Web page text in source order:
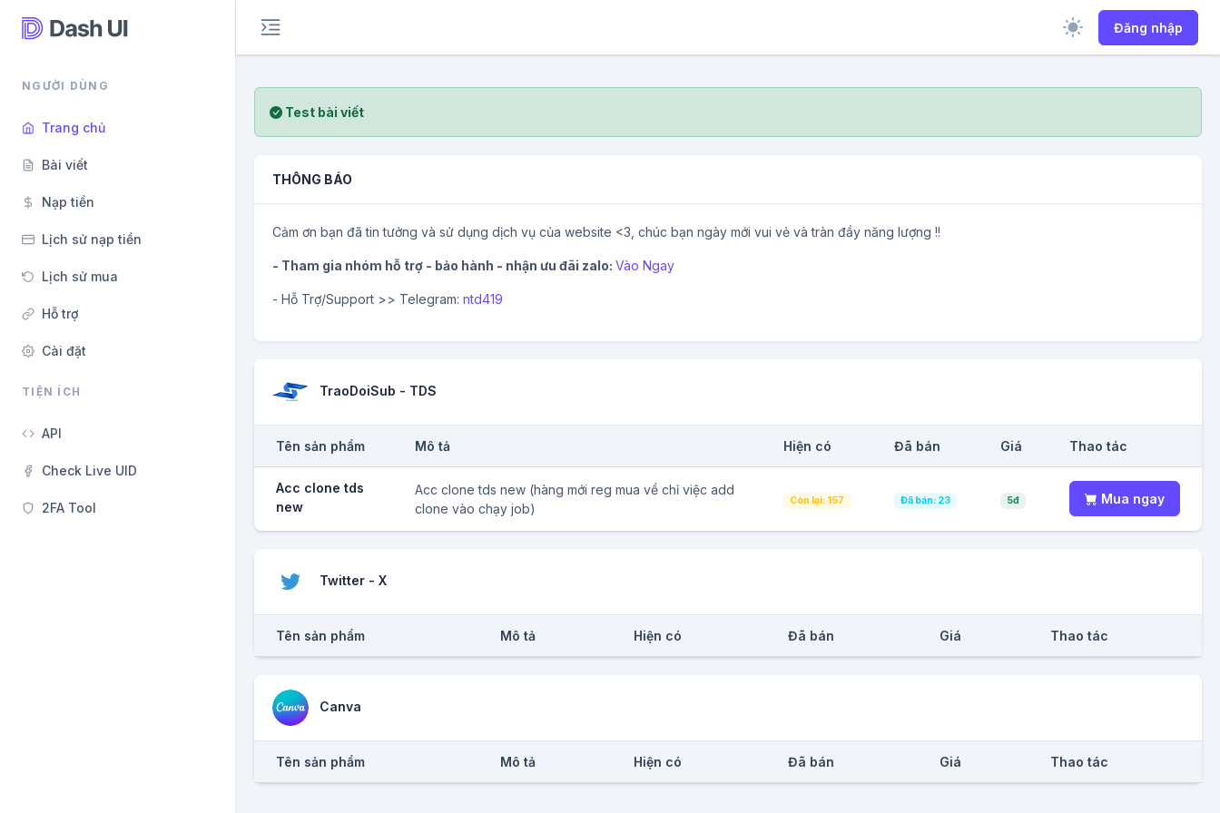
Đăng nhập
NGƯỜI DÙNG
Trang chủ
Bài viết
Nạp tiền
Lịch sử nạp tiền
Lịch sử mua
Hỗ trợ
Cài đặt
TIỆN ÍCH
API
Check Live UID
2FA Tool
Test bài viết
THÔNG BÁO
Cảm ơn bạn đã tin tưởng và sử dụng dịch vụ của website <3, chúc bạn ngày mới vui vẻ và tràn đầy năng lượng !!
- Tham gia nhóm hỗ trợ - bảo hành - nhận ưu đãi zalo: Vào Ngay
- Hỗ Trợ/Support >> Telegram: ntd419
TraoDoiSub - TDS
Tên sản phẩm Mô tả Hiện có Đã bán Giá Thao tác
Acc clone tds
new
Acc clone tds new (hàng mới reg mua về chỉ việc add
clone vào chạy job)
Còn lại: 157 Đã bán: 23 5đ Mua ngay
Twitter - X
Tên sản phẩm Mô tả Hiện có Đã bán Giá Thao tác
Canva
Tên sản phẩm Mô tả Hiện có Đã bán Giá Thao tác